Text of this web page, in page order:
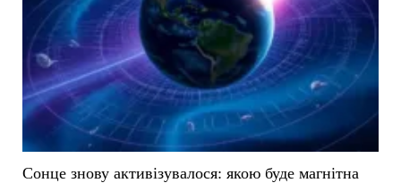
Сонце знову активізувалося: якою буде магнітна